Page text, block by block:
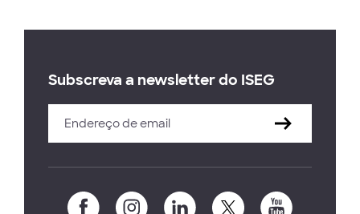
Subscreva a newsletter do ISEG